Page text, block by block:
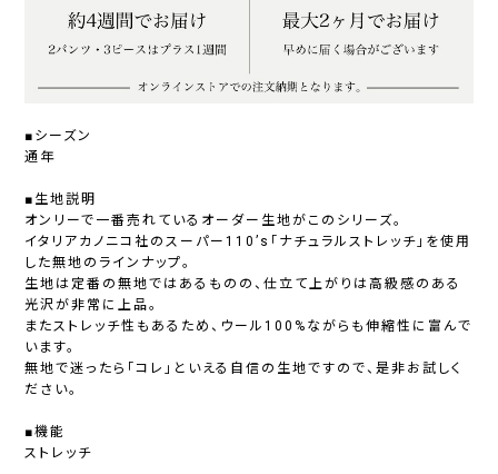
■シーズン
通年
■生地説明
オンリーで一番売れているオーダー生地がこのシリーズ。
イタリアカノニコ社のスーパー110’s「ナチュラルストレッチ」を使用
した無地のラインナップ。
生地は定番の無地ではあるものの、仕立て上がりは高級感のある
光沢が非常に上品。
またストレッチ性もあるため、ウール100%ながらも伸縮性に富んで
います。
無地で迷ったら「コレ」といえる自信の生地ですので、是非お試しく
ださい。
■機能
ストレッチ